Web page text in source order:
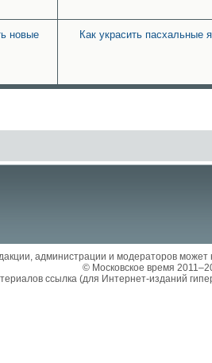
новые
Как украсить пасхальные
администрации и модераторов может
© Московское время
ссылка (для Интернет-изданий